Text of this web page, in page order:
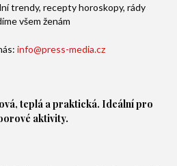
trendy, recepty horoskopy, rády
všem ženám
info@press-media.cz
teplá a praktická. Ideální pro
aktivity.